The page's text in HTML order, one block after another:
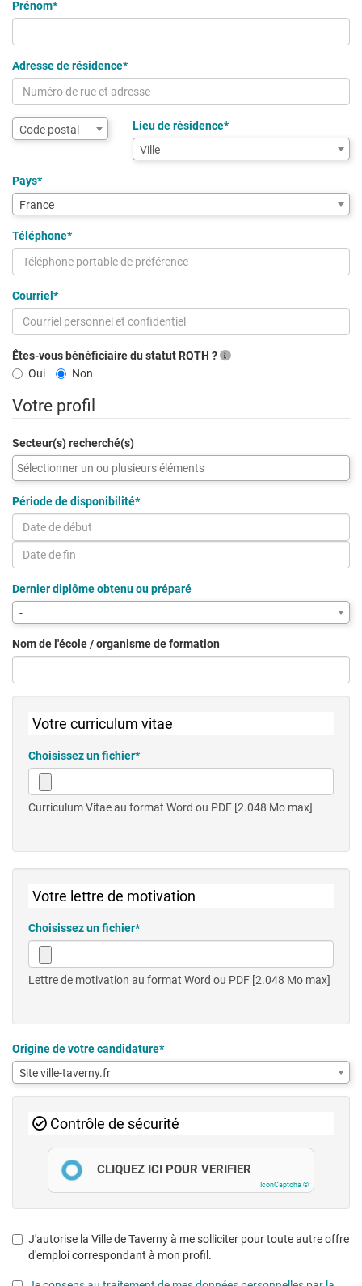
Prénom*
Adresse de résidence*
Lieu de résidence*
Assistance
de
pour
la
ville
code
postal
Code postal
Ville
Ville
Pays*
France
Téléphone*
Courriel*
Êtes-vous bénéficiaire du statut RQTH ?
Oui
Non
Votre profil
Secteur(s) recherché(s)
Période de disponibilité*
Date
de
Dernier diplôme obtenu ou préparé
-
Nom de l'école / organisme de formation
Votre curriculum vitae
Choisissez un fichier*
Curriculum Vitae au format Word ou PDF [2.048 Mo max]
Votre lettre de motivation
Choisissez un fichier*
Lettre de motivation au format Word ou PDF [2.048 Mo max]
Origine de votre candidature*
Site ville-taverny.fr
Contrôle de sécurité
IconCaptcha ©
CLIQUEZ ICI POUR VÉRIFIER
J'autorise la Ville de Taverny à me solliciter pour toute autre offre
d'emploi correspondant à mon profil.